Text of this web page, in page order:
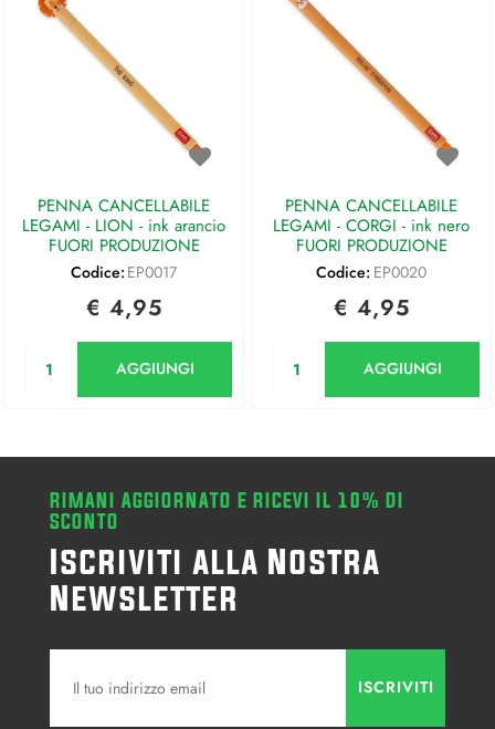
PENNA CANCELLABILE
LEGAMI - LION - ink arancio
FUORI PRODUZIONE
Codice: EP0017
€ 4,95
AGGIUNGI
PENNA CANCELLABILE
LEGAMI - CORGI - ink nero
FUORI PRODUZIONE
Codice: EP0020
€ 4,95
AGGIUNGI
RIMANI AGGIORNATO E RICEVI IL 10% DI
SCONTO
Iscriviti alla Nostra
Newsletter